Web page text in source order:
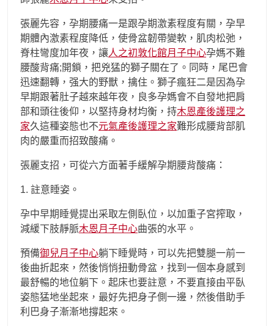
張麗先容，孕期腰痛一是跟孕期激素程度有關，孕早
期體內激素程度降低，使骨盆韌帶變軟，肌肉松弛，
脊柱彎度加年夜，讓人之初敦化館月子中心孕媽不難
腰酸背痛;開鎖，把兇猛的獅子關在了。同時，尾巴會
迅速翻轉，强大的野獸，擒住。獅子瘋狂二是因為孕
早期跟著肚子越來越年夜，良多孕媽會不自發地把肩
部和頭往後仰，以堅持身材均衡，持木恩產後護理之
家久這種姿態也不元氣產後護理之家難形成腰背部肌
肉的嚴重而招致酸痛。
張麗支招，可從六方面著手緩解孕期腰背酸痛：
1. 註意睡姿。
孕中早期睡覺提出采取左側臥位，以加重子宮搾取，
減緩下肢靜脈木恩月子中心曲張的水平。
預備御兒月子中心躺下睡覺時，可以先把雙腿一前一
後曲折起來，然後悄悄扭動骨盆，找到一個本身感到
最舒暢的地位躺下。起床也要註意，不要直接由平臥
姿態猛地坐起來，最好先把身子側一邊，然後借助手
利巴身子漸漸地撐起來。